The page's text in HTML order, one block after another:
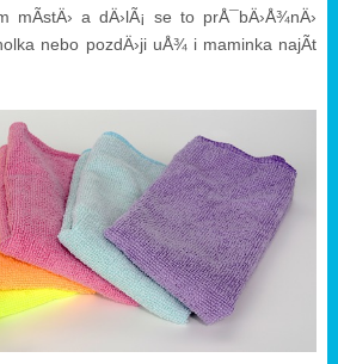
mÃ­stÄ› a dÄ›lÃ¡ se to prÅ¯bÄ›Å¾nÄ›
nebo pozdÄ›ji uÅ¾ i maminka najÃ­t